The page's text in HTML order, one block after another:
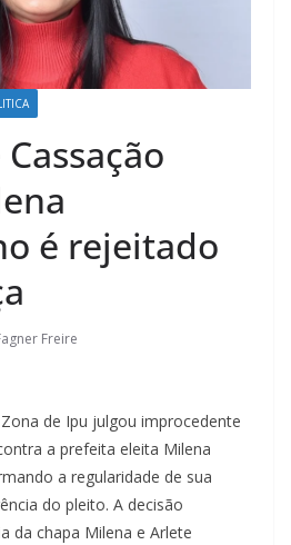
é rejeitado
Freire
de Ipu julgou improcedente
a prefeita eleita Milena
a regularidade de sua
do pleito. A decisão
da chapa Milena e Arlete